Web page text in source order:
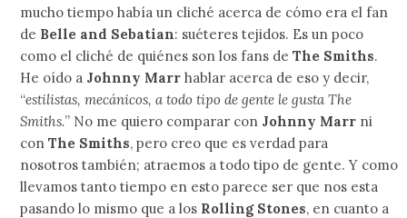
mucho tiempo había un cliché acerca de cómo era el fan
de Belle and Sebatian: suéteres tejidos. Es un poco
como el cliché de quiénes son los fans deThe Smiths.
He oído a Johnny Marr hablar acerca de eso y decir,
“estilistas, mecánicos, a todo tipo de gente le gusta The
Smiths.” No me quiero comparar con Johnny Marr ni
conThe Smiths, pero creo que es verdad para
nosotros también; atraemos a todo tipo de gente. Y como
llevamos tanto tiempo en esto parece ser que nos esta
pasando lo mismo que a los Rolling Stones, en cuanto a